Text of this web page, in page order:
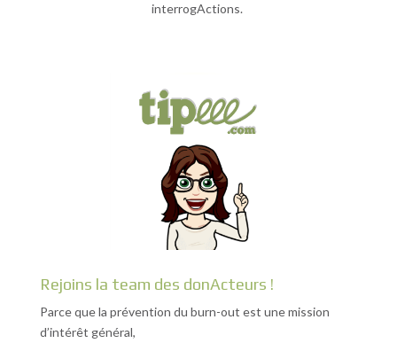
interrogActions.
Rejoins la team des donActeurs !
Parce que la prévention du burn-out est une mission
d’intérêt général,